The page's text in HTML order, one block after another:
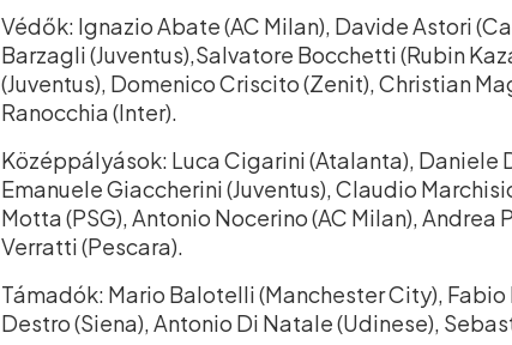
Védők: Ignazio Abate (AC Milan), Davide Astori
Barzagli (Juventus),Salvatore Bocchetti (Rubin
(Juventus), Domenico Criscito (Zenit), Christian
Ranocchia (Inter).
Középpályások: Luca Cigarini (Atalanta), Daniele
Emanuele Giaccherini (Juventus), Claudio
Motta (PSG), Antonio Nocerino (AC Milan),
Verratti (Pescara).
Támadók: Mario Balotelli (Manchester City), Fabio
Destro (Siena), Antonio Di Natale (Udinese),